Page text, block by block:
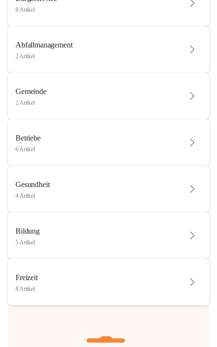
8 Artikel
Abfallmanagement
2 Artikel
Gemeinde
2 Artikel
Betriebe
6 Artikel
Gesundheit
4 Artikel
Bildung
5 Artikel
Freizeit
8 Artikel